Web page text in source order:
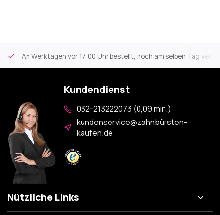
An Werktagen vor 17:00 Uhr bestellt, noch am selben Tag
Kundendienst
032-213222073 (0,09 min.)
kundenservice@zahnbürsten-
kaufen.de
Nützliche Links